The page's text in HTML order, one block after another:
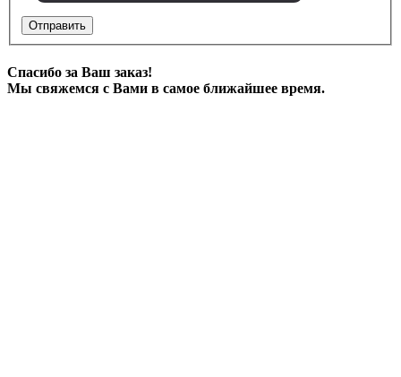
Отправить
Спасибо за Ваш заказ!
Мы свяжемся с Вами в самое ближайшее время.